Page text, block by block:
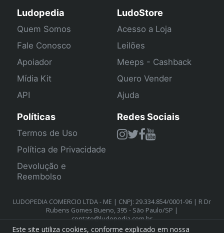
Ludopedia
Quem Somos
Fale Conosco
Apoiador
Mídia Kit
API
LudoStore
Acesso a Loja
Leilões
Meeps - Cashback
Quero Vender
Ajuda
Políticas
Termos de Uso
Política de Privacidade
Devolução e
Reembolso
Redes Sociais
LUDOPEDIA COMERCIO LTDA - ME | CNPJ: 29.334.854/0001-96 | R Dr
Rubens Gomes Bueno, 395 - São Paulo/SP |
contato@ludopedia.com.br
Este site utiliza cookies, conforme explicado em nossa